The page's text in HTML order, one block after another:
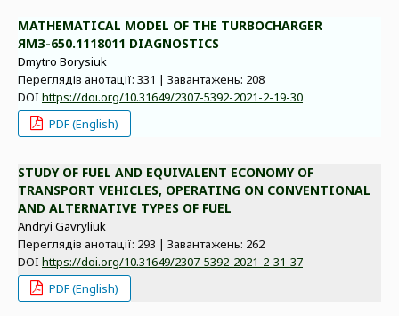
MATHEMATICAL MODEL OF THE TURBOCHARGER
ЯМЗ-650.1118011 DIAGNOSTICS
Dmytro Borysiuk
Переглядів анотації: 331 | Завантажень: 208
DOI https://doi.org/10.31649/2307-5392-2021-2-19-30
PDF (English)
STUDY OF FUEL AND EQUIVALENT ECONOMY OF
TRANSPORT VEHICLES, OPERATING ON CONVENTIONAL
AND ALTERNATIVE TYPES OF FUEL
Andryi Gavryliuk
Переглядів анотації: 293 | Завантажень: 262
DOI https://doi.org/10.31649/2307-5392-2021-2-31-37
PDF (English)